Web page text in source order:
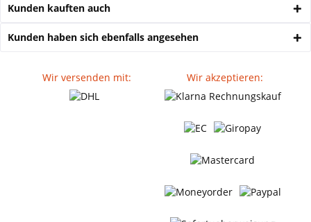
Kunden kauften auch
Kunden haben sich ebenfalls angesehen
Wir versenden mit: Wir akzeptieren: